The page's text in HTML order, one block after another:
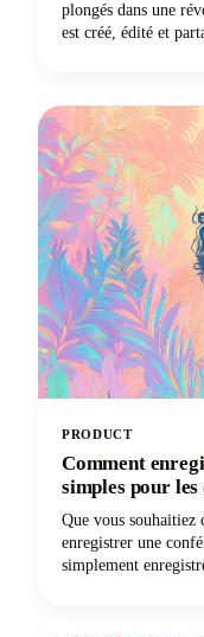
plongés dans une
est créé, édité et
quelles applications
création.
PRODUCT
Comment
simples pour les
Que vous souhaitiez
enregistrer une
simplement